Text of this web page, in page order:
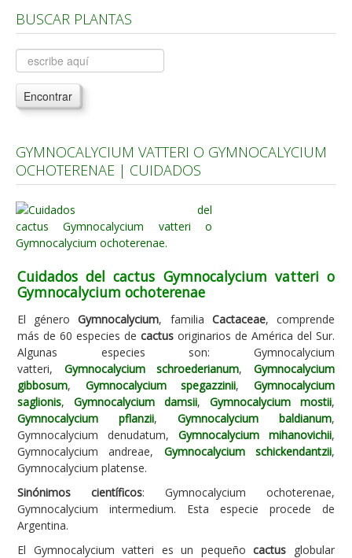
Árboles, Cicas y Palmeras de la G a la Z
Plantas Anuales y Perennes
Plantas Bulbosas y Acuáticas
Plantas de Interior
Plantas Aromáticas y de Huerto
Plantas Carnívoras y Orquídeas
Consejos
Hemisferio Norte
Hemisferio Sur
Enfermedades
Animales
Hongos
Carencias
Fotos
Flores y Plantas
Árboles y Palmeras
Arbustos y Trepadoras
Cactus y Suculentas
BUSCAR PLANTAS
Encontrar
GYMNOCALYCIUM VATTERI O GYMNOCALYCIUM
OCHOTERENAE | CUIDADOS
Cuidados del cactus Gymnocalycium vatteri o
Gymnocalycium ochoterenae
El géneroGymnocalycium, familia Cactaceae, comprende
más de 60 especies de cactus originarios de América del Sur.
Algunas especies son: Gymnocalycium
vatteri, Gymnocalycium schroederianum,Gymnocalycium
gibbosum, Gymnocalycium spegazzinii,Gymnocalycium
saglionis, Gymnocalycium damsii, Gymnocalycium mostii,
Gymnocalycium pflanzii, Gymnocalycium baldianum,
Gymnocalycium denudatum, Gymnocalycium mihanovichii,
Gymnocalycium andreae, Gymnocalycium schickendantzii,
Gymnocalycium platense.
Sinónimos científicos: Gymnocalycium ochoterenae,
Gymnocalycium intermedium. Esta especie procede de
Argentina.
El Gymnocalycium vatteri es un pequeñocactus globular